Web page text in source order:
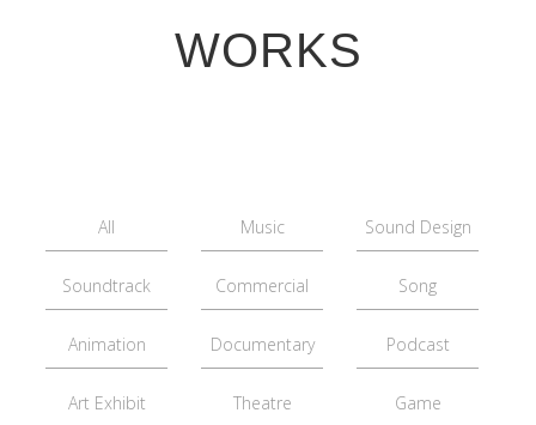
WORKS
All Music Sound Design
Soundtrack Commercial Song
Animation Documentary Podcast
Art Exhibit Theatre Game